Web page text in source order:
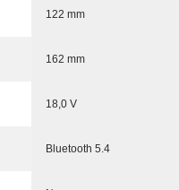
122 mm
162 mm
18,0 V
Bluetooth 5.4